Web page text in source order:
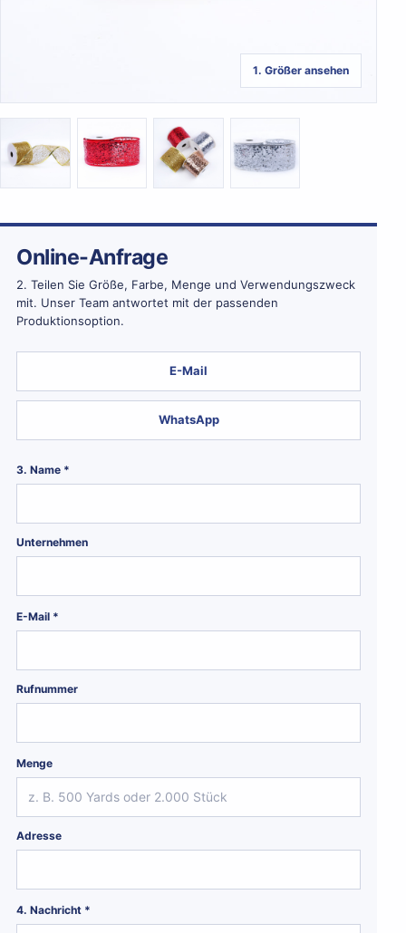
1. Größer ansehen
Online-Anfrage
2. Teilen Sie Größe, Farbe, Menge und Verwendungszweck
mit. Unser Team antwortet mit der passenden
Produktionsoption.
E-Mail
WhatsApp
3. Name *
Unternehmen
E-Mail *
Rufnummer
Menge
Adresse
4. Nachricht *